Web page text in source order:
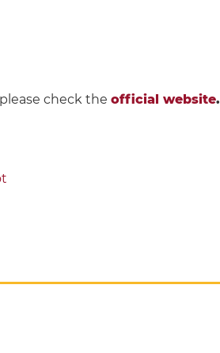
check the official website.